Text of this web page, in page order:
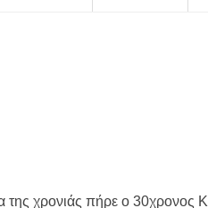
του Δήμου Πολυγύρου
Διονυσίου
της χρονιάς πήρε ο 30χρονος